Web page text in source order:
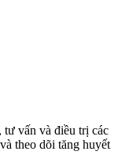
vấn và điều trị các
theo dõi tăng huyết